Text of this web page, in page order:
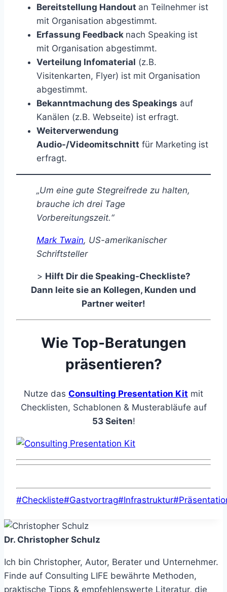
Bereitstellung Handout an Teilnehmer ist
mit Organisation abgestimmt.
Erfassung Feedback nach Speaking ist
mit Organisation abgestimmt.
Verteilung Infomaterial (z.B.
Visitenkarten, Flyer) ist mit Organisation
abgestimmt.
Bekanntmachung des Speakings auf
Kanälen (z.B. Webseite) ist erfragt.
Weiterverwendung
Audio-/Videomitschnitt für Marketing ist
erfragt.
„Um eine gute Stegreifrede zu halten,
brauche ich drei Tage
Vorbereitungszeit.“
Mark Twain, US-amerikanischer
Schriftsteller
> Hilft Dir die Speaking-Checkliste?
Dann leite sie an Kollegen, Kunden und
Partner weiter!
Wie Top-Beratungen
präsentieren?
Nutze das Consulting Presentation Kit mit
Checklisten, Schablonen & Musterabläufe auf
53 Seiten!
Schlagworte:
#Checkliste#Gastvortrag#Infrastruktur#
Dr. Christopher Schulz
Ich bin Christopher, Autor, Berater und Unternehmer.
Finde auf Consulting LIFE bewährte Methoden,
praktische Tipps & empfehlenswerte Literatur, die